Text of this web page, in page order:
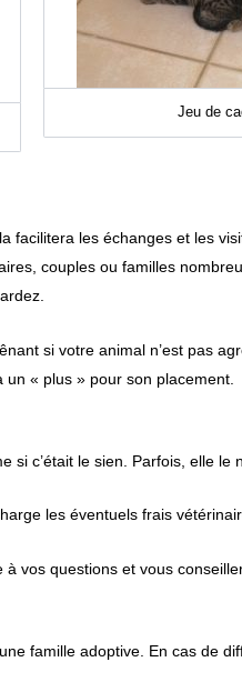
Jeu de
facilitera les échanges et les
couples ou familles
si votre animal n’est pas
« plus » pour son placement.
si c’était le sien. Parfois, elle
les éventuels frais
vos questions et vous
famille adoptive. En cas de